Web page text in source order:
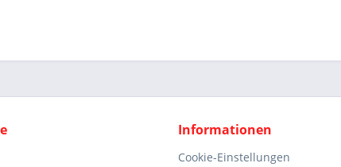
Informationen
Cookie-Einstellungen